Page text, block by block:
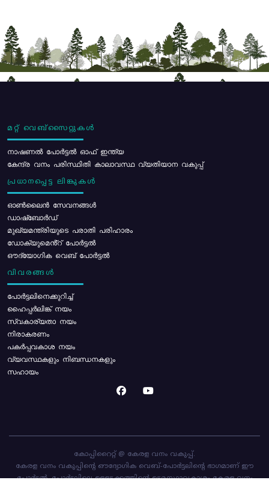
മറ്റ് വെബ്സൈറ്റുകൾ
നാഷണൽ പോർട്ടൽ ഓഫ് ഇന്ത്യ
കേന്ദ്ര വനം പരിസ്ഥിതി കാലാവസ്ഥ വ്യതിയാന വകുപ്പ്
പ്രധാനപ്പെട്ട ലിങ്കുകൾ
ഓൺലൈൻ സേവനങ്ങൾ
ഡാഷ്ബോർഡ്
മുഖ്യമന്ത്രിയുടെ പരാതി പരിഹാരം
ഡോക്യുമെൻ്റ് പോർട്ടൽ
ഔദ്യോഗിക വെബ് പോർട്ടൽ
വിവരങ്ങൾ
പോര്‍ട്ടലിനെക്കുറിച്ച്
ഹൈപ്പർലിങ്ക് നയം
സ്വകാര്യതാ നയം
നിരാകരണം
പകർപ്പവകാശ നയം
വ്യവസ്ഥകളും നിബന്ധനകളും
സഹായം
കോപ്പിറൈറ്റ് @ കേരള വനം വകുപ്പ്.
കേരള വനം വകുപ്പിന്റെ ഔദ്യോഗിക വെബ്-പോർട്ടലിന്റെ ഭാഗമാണ് ഈ
പോർട്ടൽ. പോർട്ടലിലെ ഉള്ളടക്കത്തിന്റെ ഉടമസ്ഥാവകാശം കേരള വനം